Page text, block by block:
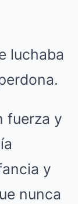
luchaba
fuerza y
y
nunca